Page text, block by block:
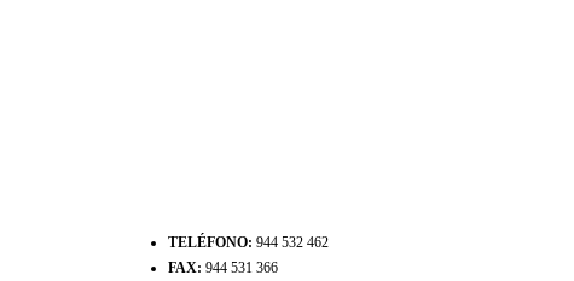
TELÉFONO: 944 532 462
FAX: 944 531 366